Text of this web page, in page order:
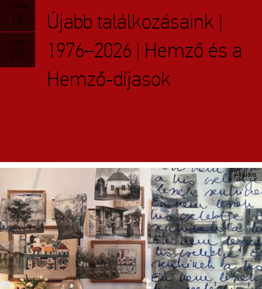
június
19.
szept.
20.
Újabb találkozásaink |
1976–2026 | Hemző és a
Hemző-díjasok
Aktuális